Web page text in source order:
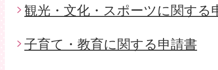
観光・文化・スポーツに関する
子育て・教育に関する申請書